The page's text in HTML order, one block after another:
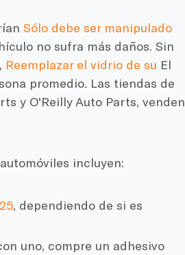
Sólo debe ser manipulado
no sufra más daños. Sin
Reemplazar el vidrio de su El
promedio. Las tiendas de
y O'Reilly Auto Parts, venden
incluyen:
, dependiendo de si es
uno, compre un adhesivo